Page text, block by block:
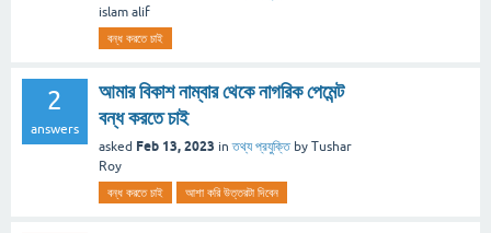
islam alif
বন্ধ করতে চাই
2
answers
আমার বিকাশ নাম্বার থেকে নাগরিক পেমেন্ট
বন্ধ করতে চাই
asked Feb 13, 2023 inতথ্য প্রযুক্তি by Tushar
Roy
বন্ধ করতে চাই আশা করি উত্তরটা দিবেন